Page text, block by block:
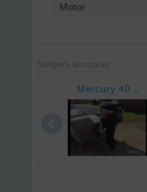
Motor
Sælgers annoncer
Mercury 40 ..